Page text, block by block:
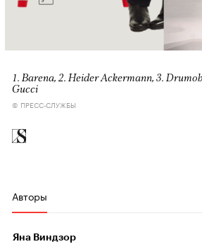
1. Barena, 2. Heider Ackermann, 3.
Gucci
© ПРЕСС-СЛУЖБЫ
Авторы
Яна Виндзор